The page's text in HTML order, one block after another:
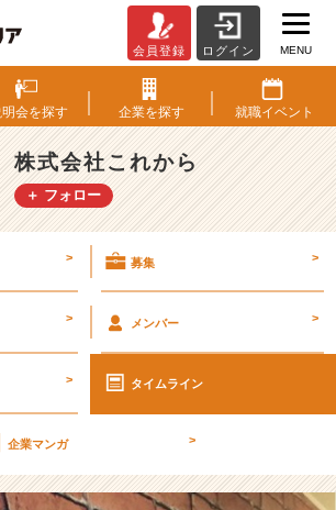
気
に
入
り
の
壁
社
か
イ
ム
ラ
会員登録 ログイン MENU
会を探す 企業を探す 就職イベント
株式会社これから
＋ フォロー
> 募集 >
> メンバー >
> タイムライン
企業マンガ >